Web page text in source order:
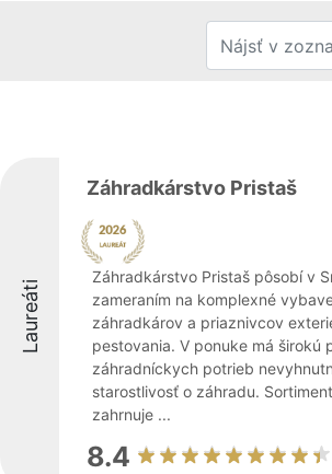
Laureáti
Záhradkárstvo Pristaš
Záhradkárstvo Pristaš pôsobí v
zameraním na komplexné
záhradkárov a priaznivcov
pestovania. V ponuke má širokú
záhradníckych potrieb
starostlivosť o záhradu.
zahrnuje ...
8.4